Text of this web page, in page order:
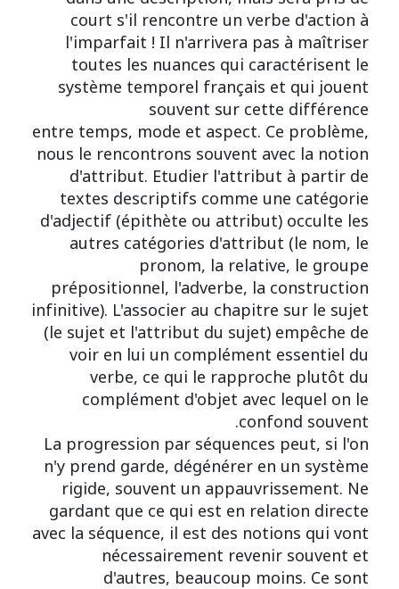
court s'il rencontre un verbe d'action à
l'imparfait ! Il n'arrivera pas à maîtriser
toutes les nuances qui caractérisent le
système temporel français et qui jouent
souvent sur cette différence
entre temps, mode et aspect. Ce problème,
nous le rencontrons souvent avec la notion
d'attribut. Etudier l'attribut à partir de
textes descriptifs comme une catégorie
d'adjectif (épithète ou attribut) occulte les
autres catégories d'attribut (le nom, le
pronom, la relative, le groupe
prépositionnel, l'adverbe, la construction
infinitive). L'associer au chapitre sur le sujet
(le sujet et l'attribut du sujet) empêche de
voir en lui un complément essentiel du
verbe, ce qui le rapproche plutôt du
complément d'objet avec lequel on le
confond souvent.
La progression par séquences peut, si l'on
n'y prend garde, dégénérer en un système
rigide, souvent un appauvrissement. Ne
gardant que ce qui est en relation directe
avec la séquence, il est des notions qui vont
nécessairement revenir souvent et
d'autres, beaucoup moins. Ce sont